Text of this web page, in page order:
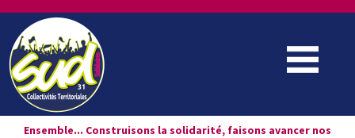
Ensemble... Construisons la solidarité, faisons avancer nos